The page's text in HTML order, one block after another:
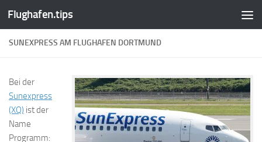
Zum Inhalt springen
Flughafen.tips
SUNEXPRESS AM FLUGHAFEN DORTMUND
Bei der
Sunexpress
(XQ) ist der
Name
Programm: